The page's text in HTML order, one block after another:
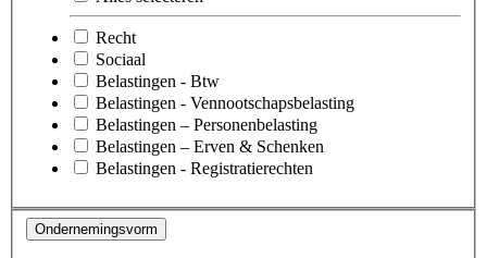
Recht
Sociaal
Belastingen - Btw
Belastingen - Vennootschapsbelasting
Belastingen – Personenbelasting
Belastingen – Erven & Schenken
Belastingen - Registratierechten
Ondernemingsvorm